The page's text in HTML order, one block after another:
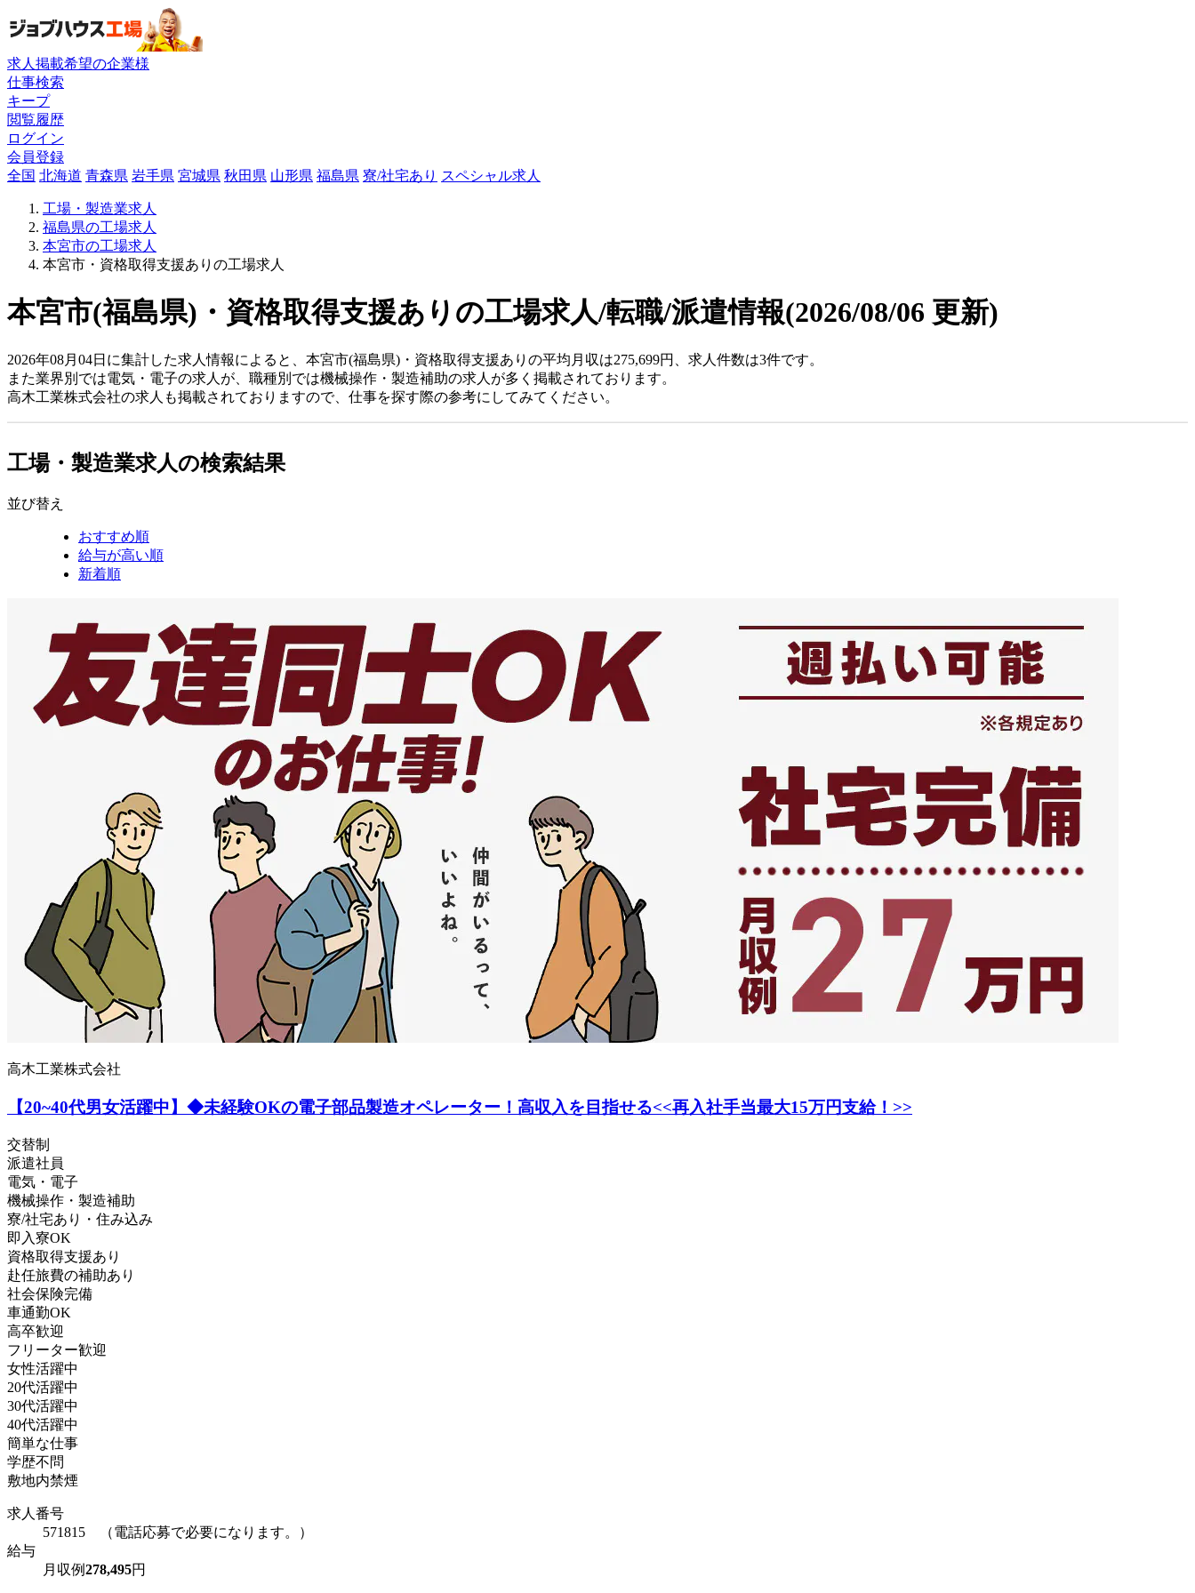
求人掲載希望の企業様
仕事検索
キープ
閲覧履歴
ログイン
会員登録
全国 北海道 青森県 岩手県 宮城県 秋田県 山形県 福島県 寮/社宅あり スペシャル求人
工場・製造業求人
福島県の工場求人
本宮市の工場求人
本宮市・資格取得支援ありの工場求人
本宮市(福島県)・資格取得支援ありの工場求人/転職/派遣情報(2026/08/06 更新)
2026年08月04日に集計した求人情報によると、本宮市(福島県)・資格取得支援ありの平均月収は275,699円、求人件数は3件です。
また業界別では電気・電子の求人が、職種別では機械操作・製造補助の求人が多く掲載されております。
高木工業株式会社の求人も掲載されておりますので、仕事を探す際の参考にしてみてください。
工場・製造業求人の検索結果
並び替え
おすすめ順
給与が高い順
新着順
高木工業株式会社
【20~40代男女活躍中】◆未経験OKの電子部品製造オペレーター！高収入を目指せる<<再入社手当最大15万円支給！>>
交替制
派遣社員
電気・電子
機械操作・製造補助
寮/社宅あり・住み込み
即入寮OK
資格取得支援あり
赴任旅費の補助あり
社会保険完備
車通勤OK
高卒歓迎
フリーター歓迎
女性活躍中
20代活躍中
30代活躍中
40代活躍中
簡単な仕事
学歴不問
敷地内禁煙
求人番号
571815 （電話応募で必要になります。）
給与
月収例278,495円